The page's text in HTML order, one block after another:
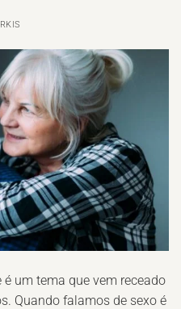
um tema que vem receado
Quando falamos de sexo é